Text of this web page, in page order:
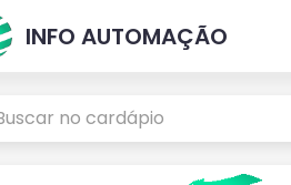
INFO AUTOMAÇÃO